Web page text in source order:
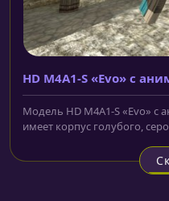
HD M4A1-S «Evo» с
Модель HD M4A1-S «Evo» с
имеет корпус голубого,